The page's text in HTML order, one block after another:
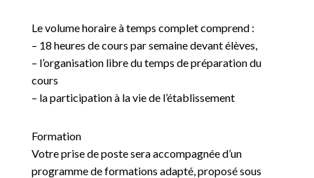
Le volume horaire à temps complet comprend :
– 18 heures de cours par semaine devant élèves,
– l’organisation libre du temps de préparation du
cours
– la participation à la vie de l’établissement
Formation
Votre prise de poste sera accompagnée d’un
programme de formations adapté, proposé sous